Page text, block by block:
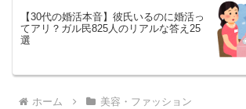
【30代の婚活本音】彼氏いるのに婚活っ
てアリ？ガル民825人のリアルな答え25
選
ホーム 美容・ファッション